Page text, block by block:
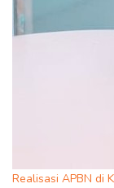
Realisasi APBN di